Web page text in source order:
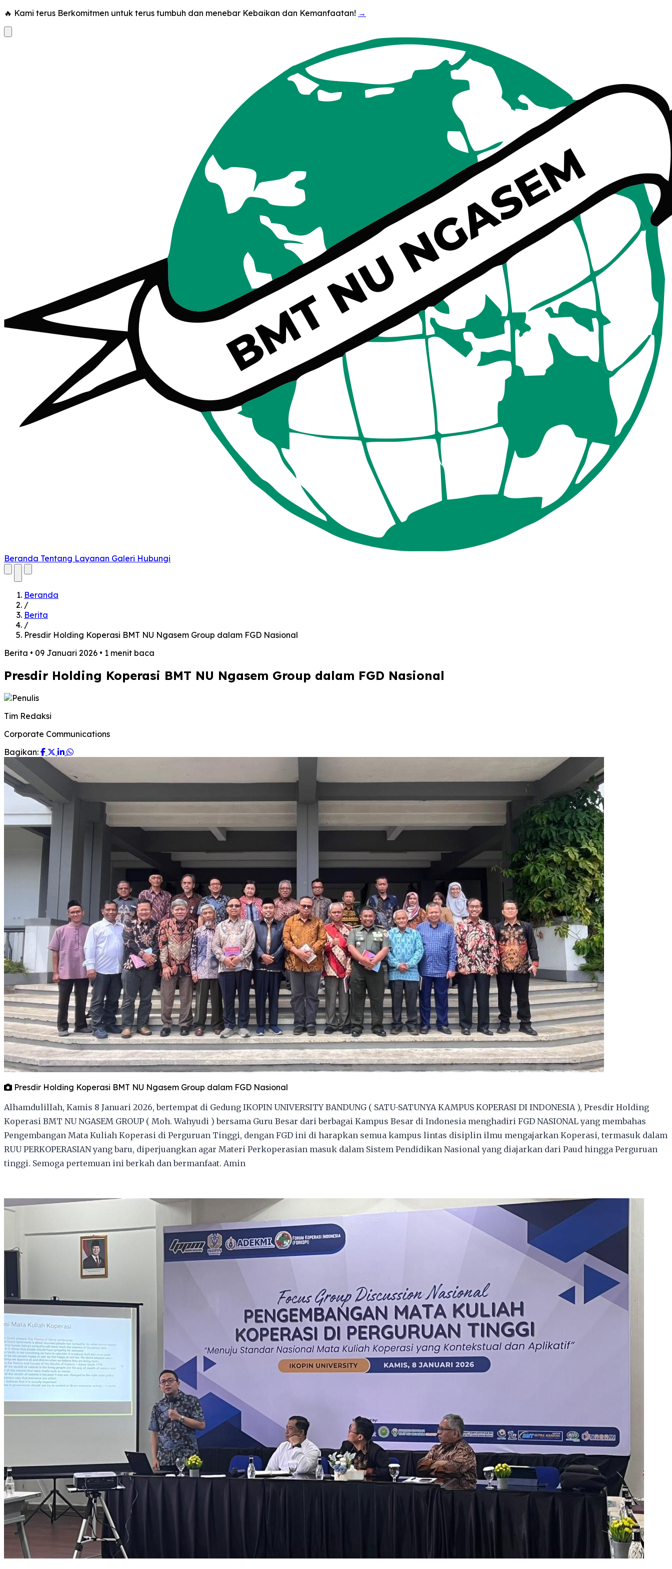
🔥 Kami terus Berkomitmen untuk terus tumbuh dan menebar Kebaikan dan Kemanfaatan! →
Beranda Tentang Layanan Galeri Hubungi
Beranda
/
Berita
/
Presdir Holding Koperasi BMT NU Ngasem Group dalam FGD Nasional
Berita • 09 Januari 2026 • 1 menit baca
Presdir Holding Koperasi BMT NU Ngasem Group dalam FGD Nasional
Tim Redaksi
Corporate Communications
Bagikan:
Presdir Holding Koperasi BMT NU Ngasem Group dalam FGD Nasional
Alhamdulillah, Kamis 8 Januari 2026, bertempat di Gedung IKOPIN UNIVERSITY BANDUNG ( SATU-SATUNYA KAMPUS KOPERASI DI INDONESIA ), Presdir Holding
Koperasi BMT NU NGASEM GROUP ( Moh. Wahyudi ) bersama Guru Besar dari berbagai Kampus Besar di Indonesia menghadiri FGD NASIONAL yang membahas
Pengembangan Mata Kuliah Koperasi di Perguruan Tinggi, dengan FGD ini di harapkan semua kampus lintas disiplin ilmu mengajarkan Koperasi, termasuk dalam
RUU PERKOPERASIAN yang baru, diperjuangkan agar Materi Perkoperasian masuk dalam Sistem Pendidikan Nasional yang diajarkan dari Paud hingga Perguruan
tinggi. Semoga pertemuan ini berkah dan bermanfaat. Amin